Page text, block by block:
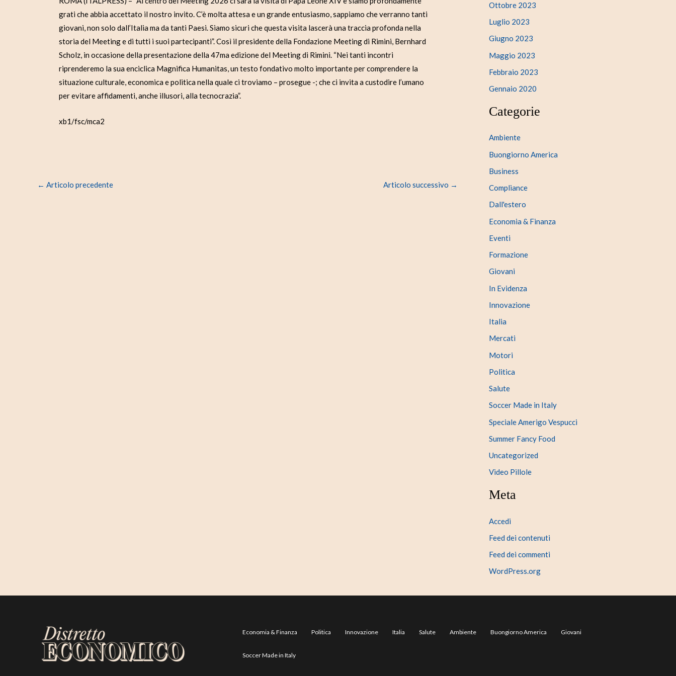
grati che abbia accettato il nostro invito. C’è molta attesa e un grande entusiasmo, sappiamo che verranno tanti
giovani, non solo dall’Italia ma da tanti Paesi. Siamo sicuri che questa visita lascerà una traccia profonda nella
storia del Meeting e di tutti i suoi partecipanti”. Così il presidente della Fondazione Meeting di Rimini, Bernhard
Scholz, in occasione della presentazione della 47ma edizione del Meeting di Rimini. “Nei tanti incontri
riprenderemo la sua enciclica Magnifica Humanitas, un testo fondativo molto importante per comprendere la
situazione culturale, economica e politica nella quale ci troviamo – prosegue -; che ci invita a custodire l’umano
per evitare affidamenti, anche illusori, alla tecnocrazia”.
xb1/fsc/mca2
← Articolo precedente Articolo successivo →
Ottobre 2023
Luglio 2023
Giugno 2023
Maggio 2023
Febbraio 2023
Gennaio 2020
Categorie
Ambiente
Buongiorno America
Business
Compliance
Dall'estero
Economia & Finanza
Eventi
Formazione
Giovani
In Evidenza
Innovazione
Italia
Mercati
Motori
Politica
Salute
Soccer Made in Italy
Speciale Amerigo Vespucci
Summer Fancy Food
Uncategorized
Video Pillole
Meta
Accedi
Feed dei contenuti
Feed dei commenti
WordPress.org
Economia & Finanza Politica Innovazione Italia Salute Ambiente Buongiorno America Giovani
Soccer Made in Italy